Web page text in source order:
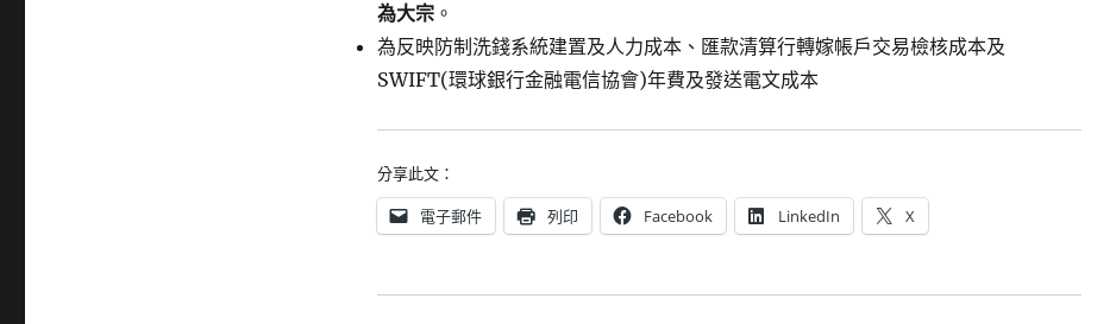
為大宗。
為反映防制洗錢系統建置及人力成本、匯款清算行轉嫁帳戶交易檢核成本及
SWIFT(環球銀行金融電信協會)年費及發送電文成本
分享此文：
電子郵件 列印 Facebook LinkedIn X